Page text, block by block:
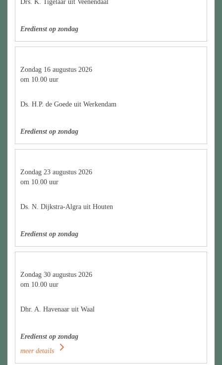
Drs. K. Tigelaar uit Veenendaal
Eredienst op zondag
Zondag 16 augustus 2026
om 10.00 uur
Ds. H.P. de Goede uit Werkendam
Eredienst op zondag
Zondag 23 augustus 2026
om 10.00 uur
Ds. N. Dijkstra-Algra uit Houten
Eredienst op zondag
Zondag 30 augustus 2026
om 10.00 uur
Dhr. A. Havenaar uit Waal
Eredienst op zondag
meer details